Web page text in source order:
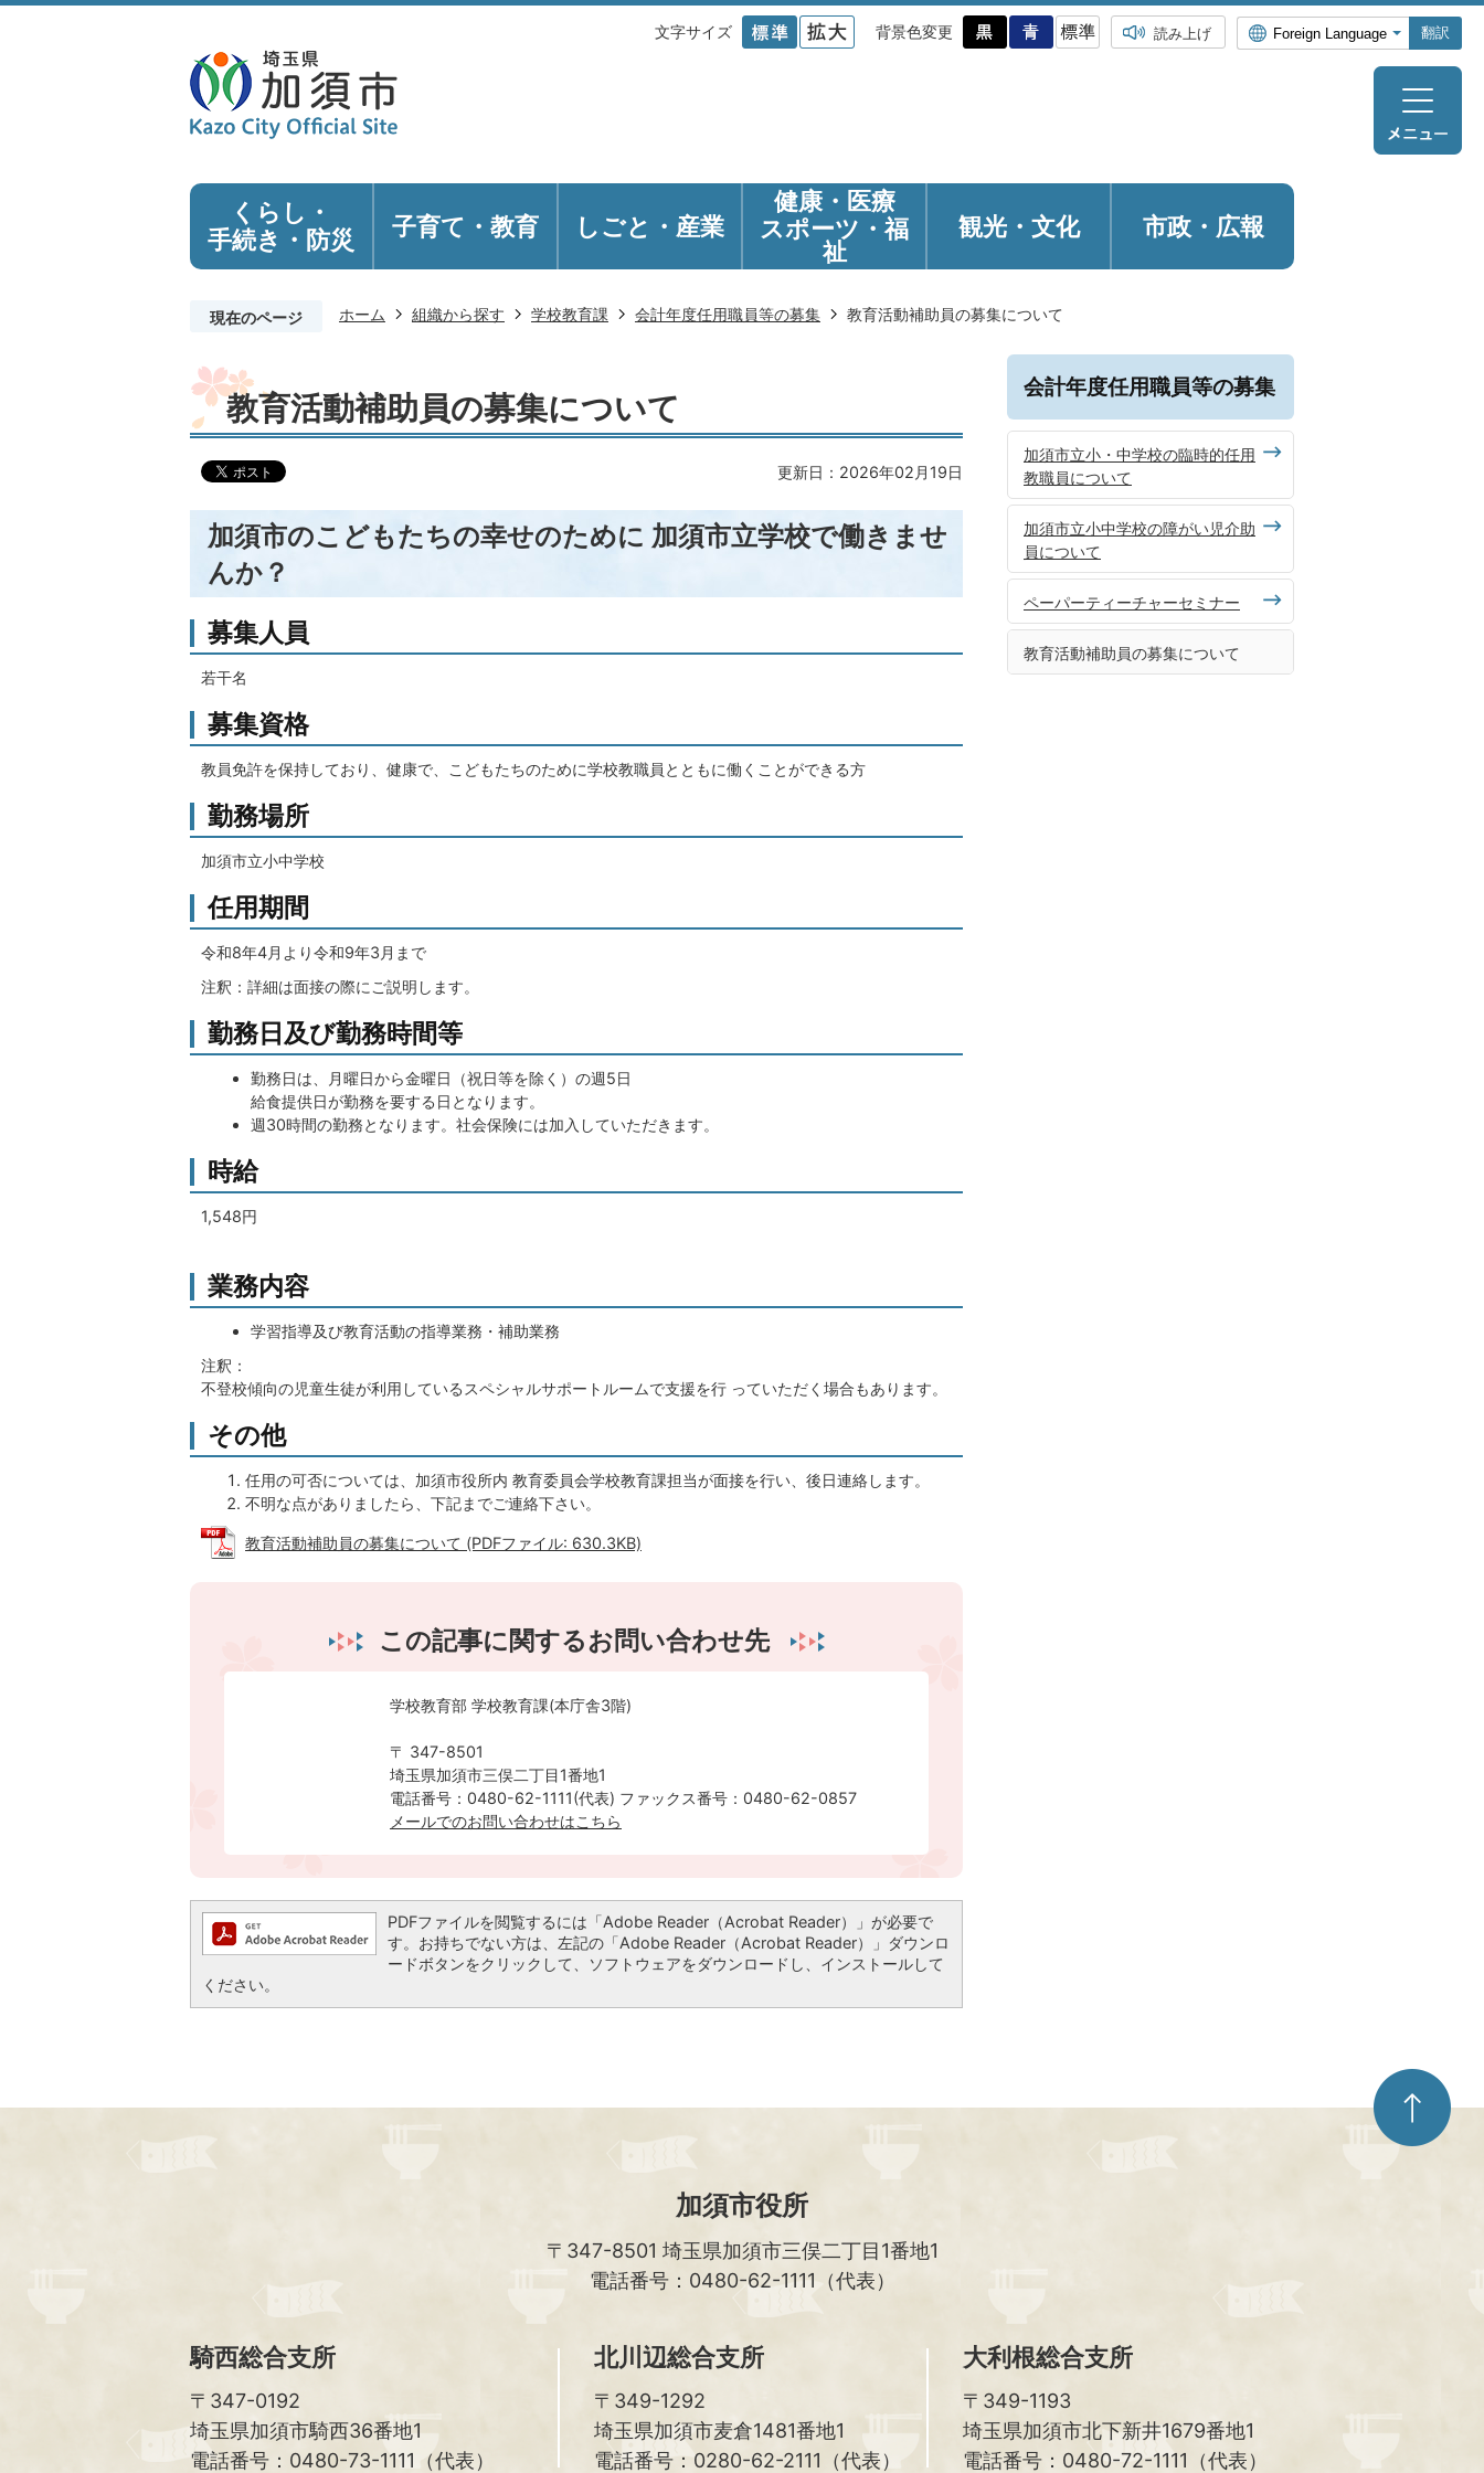
文字サイズ 背景色変更 読み上げ 翻訳
くらし・
手続き ・防災 子育て・教育 しごと・産業
健康・医療
スポーツ・福
祉
観光・ 文化 市政・広報
現在のページ ホーム 組織から探す 学校教育課 会計年度任用職員等の募集 教育活動補助員の募集について
教育活動補助員の募集について
更新日：2026年02月19日
加須市のこどもたちの幸せのために 加須市立学校で働きませ
んか？
募集人員
若干名
募集資格
教員免許を保持しており、健康で、こどもたちのために学校教職員とともに働くことができる方
勤務場所
加須市立小中学校
任用期間
令和8年4月より令和9年3月まで
注釈：詳細は面接の際にご説明します。
勤務日及び勤務時間等
勤務日は、月曜日から金曜日（祝日等を除く）の週5日
給食提供日が勤務を要する日となります。
週30時間の勤務となります。社会保険には加入していただきます。
時給
1,548円
業務内容
学習指導及び教育活動の指導業務・補助業務
注釈：
不登校傾向の児童生徒が利用しているスペシャルサポートルームで支援を行 っていただく場合もあります。
その他
任用の可否については、加須市役所内 教育委員会学校教育課担当が面接を行い、後日連絡します。
不明な点がありましたら、下記までご連絡下さい。
教育活動補助員の募集について (PDFファイル: 630.3KB)
この記事に関するお問い合わせ先
学校教育部 学校教育課(本庁舎3階)
〒 347-8501
埼玉県加須市三俣二丁目1番地1
電話番号：0480-62-1111(代表) ファックス番号：0480-62-0857
メールでのお問い合わせはこちら
PDFファイルを閲覧するには「Adobe Reader（Acrobat Reader）」が必要で
す。お持ちでない方は、左記の「Adobe Reader（Acrobat Reader）」ダウンロ
ードボタンをクリックして、ソフトウェアをダウンロードし、インストールして
ください。
会計年度任用職員等の募集
加須市立小・中学校の臨時的任用
教職員について
加須市立小中学校の障がい児介助
員について
ペーパーティーチャーセミナー
教育活動補助員の募集について
ペ
ー
ジ
加須市役所
〒347-8501 埼玉県加須市三俣二丁目1番地1
電話番号：0480-62-1111（代表）
騎西総合支所
〒347-0192
埼玉県加須市騎西36番地1
電話番号：0480-73-1111（代表）
北川辺総合支所
〒349-1292
埼玉県加須市麦倉1481番地1
電話番号：0280-62-2111（代表）
大利根総合支所
〒349-1193
埼玉県加須市北下新井1679番地1
電話番号：0480-72-1111（代表）